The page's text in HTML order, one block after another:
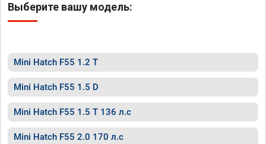
Выберите вашу модель:
Mini Hatch F55 1.2 T
Mini Hatch F55 1.5 D
Mini Hatch F55 1.5 T 136 л.с
Mini Hatch F55 2.0 170 л.с